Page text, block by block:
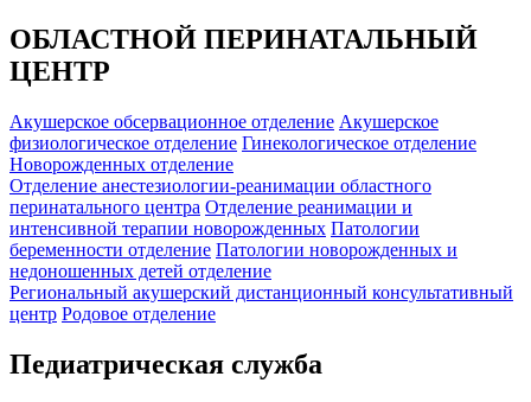
ОБЛАСТНОЙ ПЕРИНАТАЛЬНЫЙ
ЦЕНТР
Акушерское обсервационное отделение Акушерское
физиологическое отделение Гинекологическое отделение
Новорожденных отделение
Отделение анестезиологии-реанимации областного
перинатального центра Отделение реанимации и
интенсивной терапии новорожденных Патологии
беременности отделение Патологии новорожденных и
недоношенных детей отделение
Региональный акушерский дистанционный консультативный
центр Родовое отделение
Педиатрическая служба